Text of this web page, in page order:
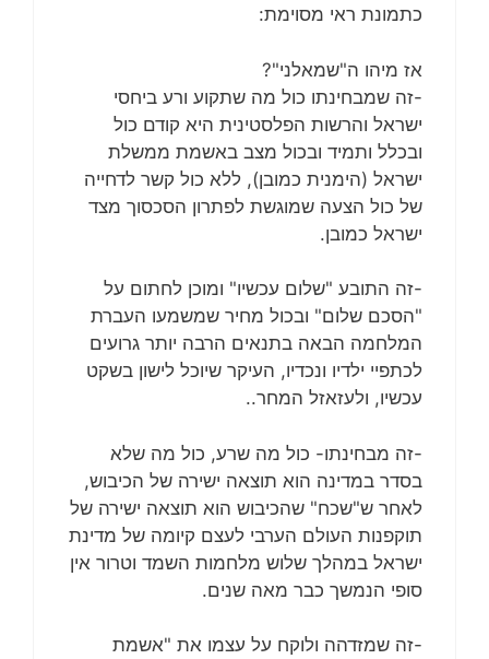
כתמונת ראי מסוימת:
אז מיהו ה"שמאלני"?
-זה שמבחינתו כול מה שתקוע ורע ביחסי
ישראל והרשות הפלסטינית היא קודם כול
ובכלל ותמיד ובכול מצב באשמת ממשלת
ישראל (הימנית כמובן), ללא כול קשר לדחייה
של כול הצעה שמוגשת לפתרון הסכסוך מצד
ישראל כמובן.
-זה התובע "שלום עכשיו" ומוכן לחתום על
"הסכם שלום" ובכול מחיר שמשמעו העברת
המלחמה הבאה בתנאים הרבה יותר גרועים
לכתפיי ילדיו ונכדיו, העיקר שיוכל לישון בשקט
עכשיו, ולעזאזל המחר..
-זה מבחינתו- כול מה שרע, כול מה שלא
בסדר במדינה הוא תוצאה ישירה של הכיבוש,
לאחר ש"שכח" שהכיבוש הוא תוצאה ישירה של
תוקפנות העולם הערבי לעצם קיומה של מדינת
ישראל במהלך שלוש מלחמות השמד וטרור אין
סופי הנמשך כבר מאה שנים.
-זה שמזדהה ולוקח על עצמו את "אשמת